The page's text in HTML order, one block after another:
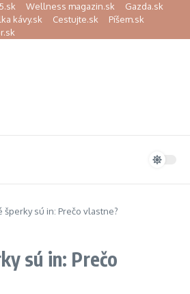
Wellness magazin.sk
Gazda.sk
kávy.sk Cestujte.sk
Píšem.sk
šperky sú in: Prečo vlastne?
sú in: Prečo